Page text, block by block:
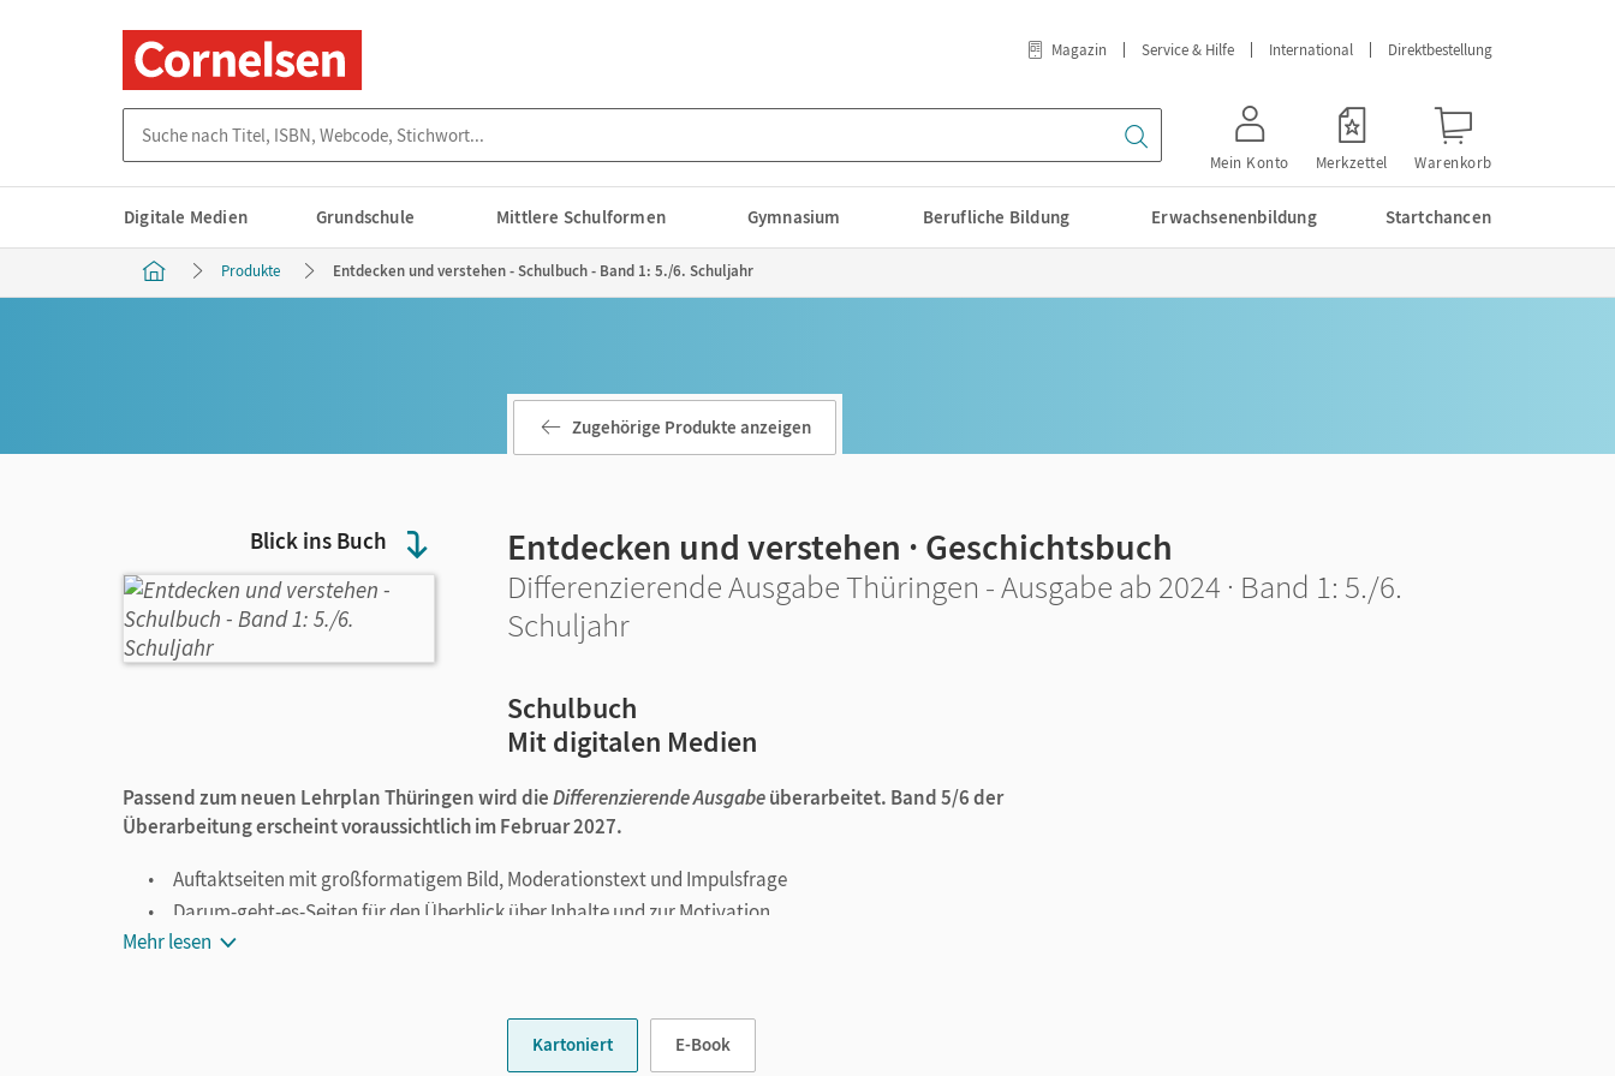
Magazin Service & Hilfe International Direktbestellung
Mein Konto Merkzettel Warenkorb
Digitale Medien Grundschule Mittlere Schulformen Gymnasium Berufliche Bildung Erwachsenenbildung Startchancen
Produkte Entdecken und verstehen - Schulbuch - Band 1: 5./6. Schuljahr
Blick ins Buch
Zugehörige Produkte anzeigen
Entdecken und verstehen · Geschichtsbuch
Differenzierende Ausgabe Thüringen - Ausgabe ab 2024 · Band 1: 5./6.
Schuljahr
Schulbuch
Mit digitalen Medien
Passend zum neuen Lehrplan Thüringen wird dieDifferenzierende Ausgabeüberarbeitet. Band 5/6 der
Überarbeitung erscheint voraussichtlich im Februar 2027.
Auftaktseiten mit großformatigem Bild, Moderationstext und Impulsfrage
Darum-geht-es-Seiten für den Überblick über Inhalte und zur Motivation
Lernzielerwerb vom Kapiteleinstieg bis zur Wissensüberprüfung
Schauplatz-Seiten mit großformatigen Abbildungen für visuelle Lerntypen
Mehr lesen
Kartoniert E-Book